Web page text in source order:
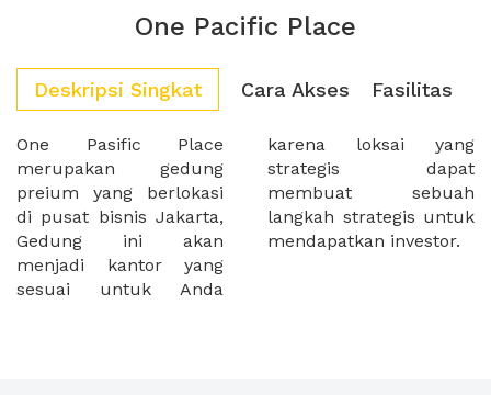
One Pacific Place
Deskripsi Singkat Cara Akses Fasilitas
One Pasific Place
merupakan gedung
preium yang berlokasi
di pusat bisnis Jakarta,
Gedung ini akan
menjadi kantor yang
sesuai untuk Anda
karena loksai yang
strategis dapat
membuat sebuah
langkah strategis untuk
mendapatkan investor.